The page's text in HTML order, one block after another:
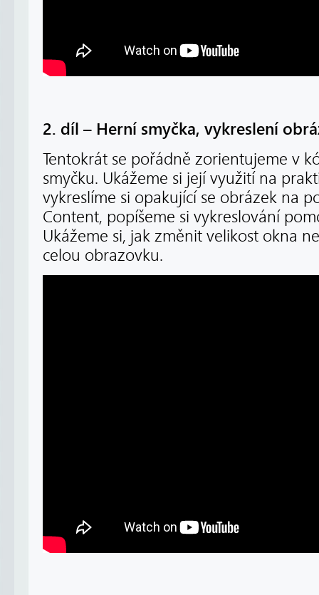
2. díl – Herní smyčka, vykreslení
Tentokrát se pořádně zorientujeme v
smyčku. Ukážeme si její využití na
vykreslíme si opakující se obrázek na
Content, popíšeme si vykreslování
Ukážeme si, jak změnit velikost okna
celou obrazovku.